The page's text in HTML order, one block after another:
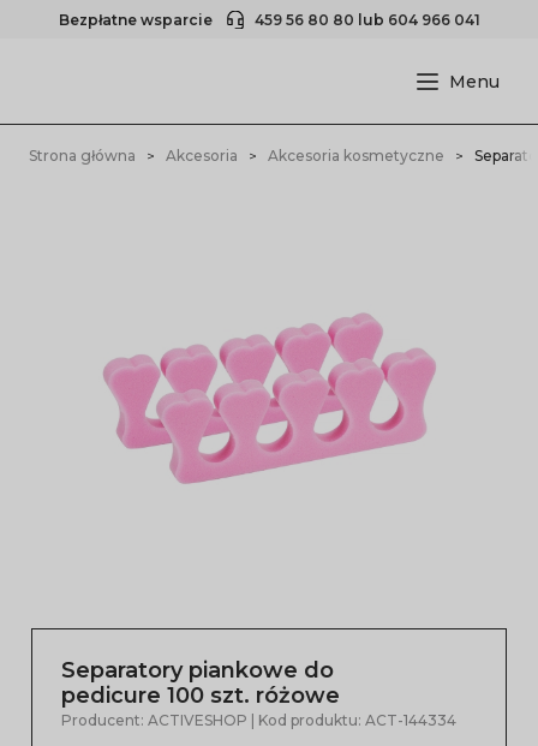
Bezpłatne wsparcie 459 56 80 80 lub 604 966 041
Strona główna Akcesoria Akcesoria kosmetyczne
Separatory piankowe do
pedicure 100 szt. różowe
Producent: ACTIVESHOP | Kod produktu: ACT-144334